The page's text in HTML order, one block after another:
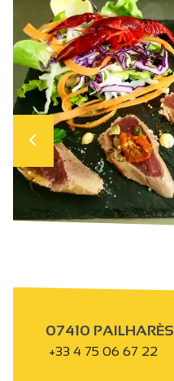
07410 PAILHARÈS
+33 4 75 06 67 22